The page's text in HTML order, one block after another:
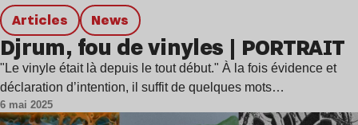
Articles news
Djrum, fou de vinyles | PORTRAIT
"Le vinyle était là depuis le tout début." À la fois évidence et
déclaration d’intention, il suffit de quelques mots…
6 mai 2025